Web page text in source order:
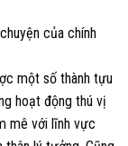
của chính
một số thành tựu
hoạt động thú vị
mê với lĩnh vực